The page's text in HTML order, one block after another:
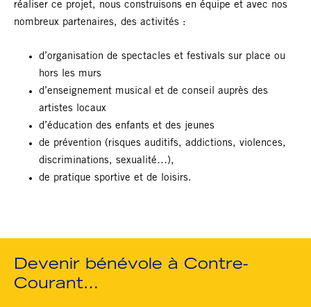
réaliser ce projet, nous construisons en équipe et avec nos
nombreux partenaires, des activités :
d’organisation de spectacles et festivals sur place ou
hors les murs
d’enseignement musical et de conseil auprès des
artistes locaux
d’éducation des enfants et des jeunes
de prévention (risques auditifs, addictions, violences,
discriminations, sexualité…),
de pratique sportive et de loisirs.
Devenir bénévole à Contre-
Courant…